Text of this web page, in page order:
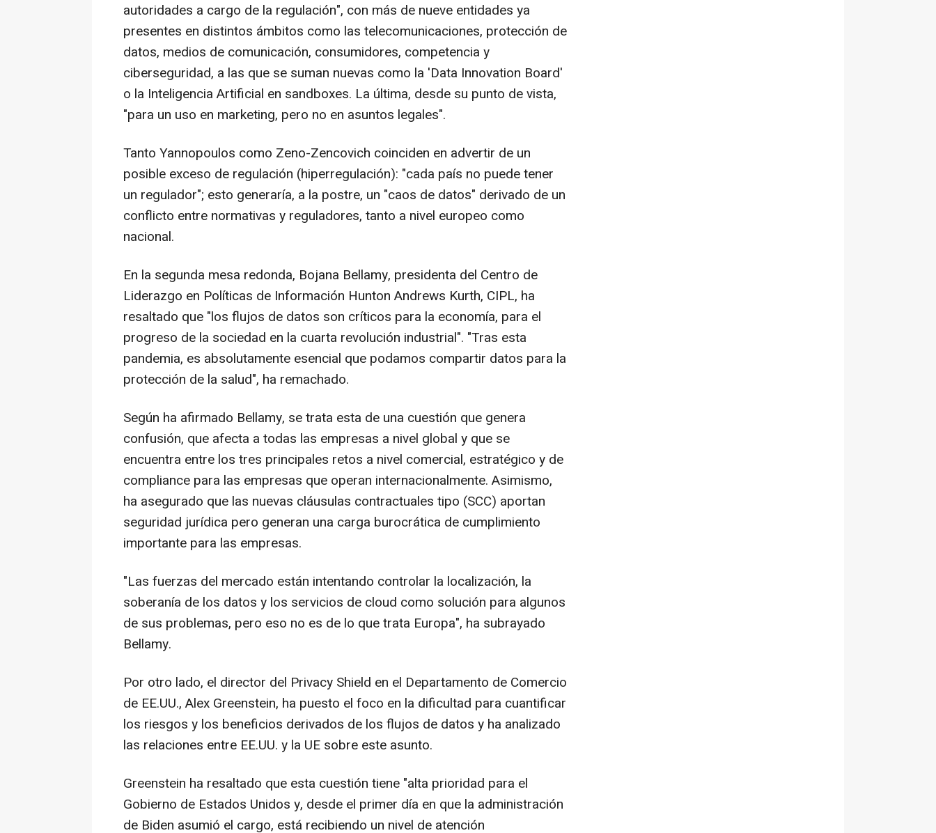
autoridades a cargo de la regulación", con más de nueve entidades ya
presentes en distintos ámbitos como las telecomunicaciones, protección de
datos, medios de comunicación, consumidores, competencia y
ciberseguridad, a las que se suman nuevas como la 'Data Innovation Board'
o la Inteligencia Artificial en sandboxes. La última, desde su punto de vista,
"para un uso en marketing, pero no en asuntos legales".
Tanto Yannopoulos como Zeno-Zencovich coinciden en advertir de un
posible exceso de regulación (hiperregulación): "cada país no puede tener
un regulador"; esto generaría, a la postre, un "caos de datos" derivado de un
conflicto entre normativas y reguladores, tanto a nivel europeo como
nacional.
En la segunda mesa redonda, Bojana Bellamy, presidenta del Centro de
Liderazgo en Políticas de Información Hunton Andrews Kurth, CIPL, ha
resaltado que "los flujos de datos son críticos para la economía, para el
progreso de la sociedad en la cuarta revolución industrial". "Tras esta
pandemia, es absolutamente esencial que podamos compartir datos para la
protección de la salud", ha remachado.
Según ha afirmado Bellamy, se trata esta de una cuestión que genera
confusión, que afecta a todas las empresas a nivel global y que se
encuentra entre los tres principales retos a nivel comercial, estratégico y de
compliance para las empresas que operan internacionalmente. Asimismo,
ha asegurado que las nuevas cláusulas contractuales tipo (SCC) aportan
seguridad jurídica pero generan una carga burocrática de cumplimiento
importante para las empresas.
"Las fuerzas del mercado están intentando controlar la localización, la
soberanía de los datos y los servicios de cloud como solución para algunos
de sus problemas, pero eso no es de lo que trata Europa", ha subrayado
Bellamy.
Por otro lado, el director del Privacy Shield en el Departamento de Comercio
de EE.UU., Alex Greenstein, ha puesto el foco en la dificultad para cuantificar
los riesgos y los beneficios derivados de los flujos de datos y ha analizado
las relaciones entre EE.UU. y la UE sobre este asunto.
Greenstein ha resaltado que esta cuestión tiene "alta prioridad para el
Gobierno de Estados Unidos y, desde el primer día en que la administración
de Biden asumió el cargo, está recibiendo un nivel de atención